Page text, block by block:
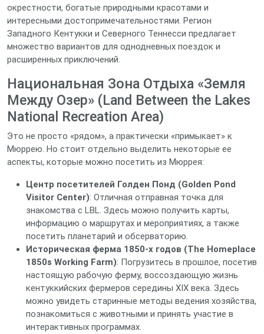
окрестности, богатые природными красотами и
интересными достопримечательностями. Регион
Западного Кентукки и Северного Теннесси предлагает
множество вариантов для однодневных поездок и
расширенных приключений.
Национальная Зона Отдыха «Земля
Между Озер» (Land Between the Lakes
National Recreation Area)
Это не просто «рядом», а практически «примыкает» к
Мюррею. Но стоит отдельно выделить некоторые ее
аспекты, которые можно посетить из Мюррея:
Центр посетителей Голден Понд (Golden Pond
Visitor Center): Отличная отправная точка для
знакомства с LBL. Здесь можно получить карты,
информацию о маршрутах и мероприятиях, а также
посетить планетарий и обсерваторию.
Историческая ферма 1850-х годов (The Homeplace
1850s Working Farm): Погрузитесь в прошлое, посетив
настоящую рабочую ферму, воссоздающую жизнь
кентуккийских фермеров середины XIX века. Здесь
можно увидеть старинные методы ведения хозяйства,
познакомиться с животными и принять участие в
интерактивных программах.